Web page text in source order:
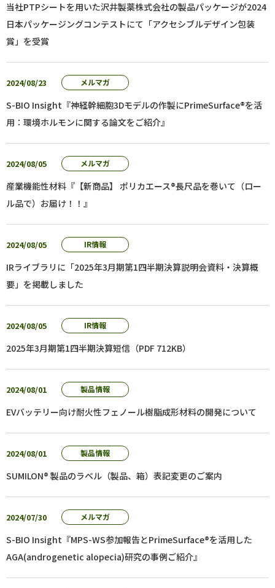
当社PTPシートを用いた沢井製薬株式会社の製品パッケージが2024
日本パッケージングコンテストにて「アクセシブルデザイン包装
賞」を受賞
2024/08/23 メルマガ
S-BIO Insight『神経幹細胞3Dモデルの作製にPrimeSurface®を活
用：環境ホルモンに関する論文をご紹介』
2024/08/05 メルマガ
産業機能性材料『【新商品】 ポリカエース®長尺品を巻いて（ロー
ル品で）お届け！！』
2024/08/05 IR情報
IRライブラリに「2025年3月期第1四半期決算説明会資料・決算概
要」を掲載しました
2024/08/05 IR情報
2025年3月期第1四半期決算短信（PDF 712KB）
2024/08/01 製品情報
EVバッテリー向け耐火性フェノール樹脂成形材料の開発について
2024/08/01 製品情報
SUMILON® 製品のラベル（製品、箱）表記変更のご案内
2024/07/30 メルマガ
S-BIO Insight『MPS-WS参加報告とPrimeSurface®を活用した
AGA(androgenetic alopecia)研究の事例ご紹介』